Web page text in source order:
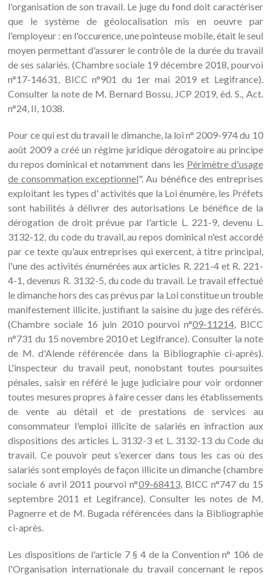
l'organisation de son travail. Le juge du fond doit caractériser
que le système de géolocalisation mis en oeuvre par
l'employeur : en l'occurence, une pointeuse mobile, était le seul
moyen permettant d'assurer le contrôle de la durée du travail
de ses salariés. (Chambre sociale 19 décembre 2018, pourvoi
n°17-14631, BICC n°901 du 1er mai 2019 et Legifrance).
Consulter la note de M. Bernard Bossu, JCP 2019, éd. S., Act.
n°24, II, 1038.
Pour ce qui est du travail le dimanche, la loi n° 2009-974 du 10
août 2009 a créé un régime juridique dérogatoire au principe
du repos dominical et notamment dans les Périmètre d'usage
de consommation exceptionnel". Au bénéfice des entreprises
exploitant les types d' activités que la Loi énumère, les Préfets
sont habilités à délivrer des autorisations Le bénéfice de la
dérogation de droit prévue par l'article L. 221-9, devenu L.
3132-12, du code du travail, au repos dominical n'est accordé
par ce texte qu'aux entreprises qui exercent, à titre principal,
l'une des activités énumérées aux articles R. 221-4 et R. 221-
4-1, devenus R. 3132-5, du code du travail. Le travail effectué
le dimanche hors des cas prévus par la Loi constitue un trouble
manifestement illicite, justifiant la saisine du juge des référés.
(Chambre sociale 16 juin 2010 pourvoi n°09-11214, BICC
n°731 du 15 novembre 2010 et Legifrance). Consulter la note
de M. d'Alende référencée dans la Bibliographie ci-après).
L'inspecteur du travail peut, nonobstant toutes poursuites
pénales, saisir en référé le juge judiciaire pour voir ordonner
toutes mesures propres à faire cesser dans les établissements
de vente au détail et de prestations de services au
consommateur l'emploi illicite de salariés en infraction aux
dispositions des articles L. 3132-3 et L. 3132-13 du Code du
travail. Ce pouvoir peut s'exercer dans tous les cas où des
salariés sont employés de façon illicite un dimanche (chambre
sociale 6 avril 2011 pourvoi n°09-68413, BICC n°747 du 15
septembre 2011 et Legifrance). Consulter les notes de M.
Pagnerre et de M. Bugada référencées dans la Bibliographie
ci-après.
Les dispositions de l'article 7 § 4 de la Convention n° 106 de
l'Organisation internationale du travail concernant le repos